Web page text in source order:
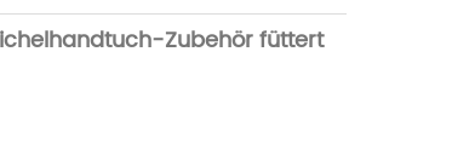
Zubehör füttert